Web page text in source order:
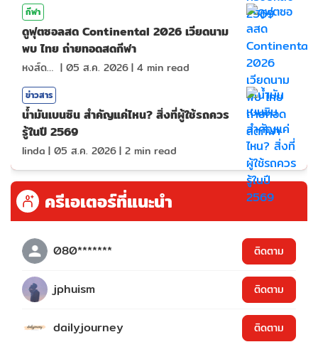
กีฬา
ดูฟุตซอลสด Continental 2026 เวียดนาม
พบ ไทย ถ่ายทอดสดกีฬา
หงส์ดรุณ | 05 ส.ค. 2026| 4 min read
ข่าวสาร
น้ำมันเบนซิน สำคัญแค่ไหน? สิ่งที่ผู้ใช้รถควร
รู้ในปี 2569
linda | 05 ส.ค. 2026| 2 min read
ครีเอเตอร์ที่แนะนำ
080******* ติดตาม
jphuism ติดตาม
dailyjourney ติดตาม